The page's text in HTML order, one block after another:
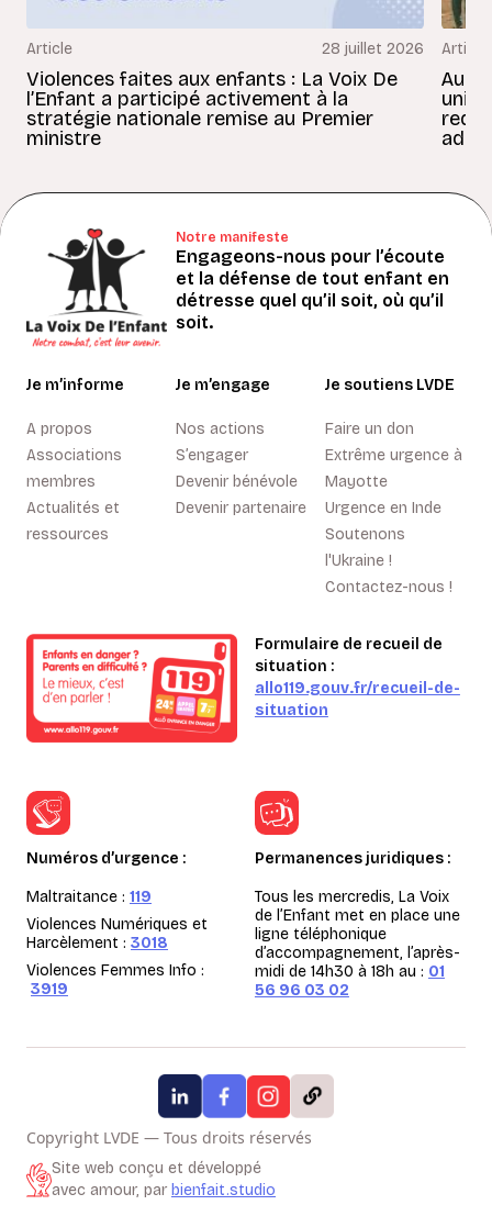
Article 28 juillet 2026
Violences faites aux enfants : La Voix De
l’Enfant a participé activement à la
stratégie nationale remise au Premier
ministre
Article
Au
Notre manifeste
Engageons-nous pour l’écoute
et la défense de tout enfant en
détresse quel qu’il soit, où qu’il
soit.
Je m’informe
A propos
Associations
membres
Actualités et
ressources
Je m’engage
Nos actions
S’engager
Devenir bénévole
Devenir partenaire
Je soutiens LVDE
Faire un don
Extrême urgence à
Mayotte
Urgence en Inde
Soutenons
l'Ukraine !
Contactez-nous !
Formulaire de recueil de
situation :
allo119.gouv.fr/recueil-de-
situation
Numéros d’urgence :
Maltraitance : 119
Violences Numériques et
Harcèlement : 3018
Violences Femmes Info :
3919
Permanences juridiques :
Tous les mercredis, La Voix
de l’Enfant met en place une
ligne téléphonique
d’accompagnement, l’après-
midi de 14h30 à 18h au : 01
56 96 03 02
Copyright LVDE — Tous droits réservés
Site web conçu et développé
avec amour, par bienfait.studio